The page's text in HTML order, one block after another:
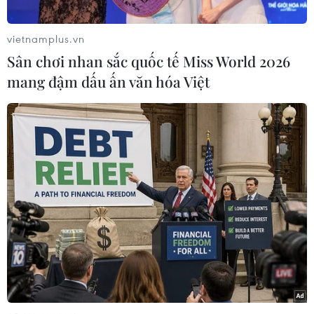
chỉ đạo xử lý đối với một số vụ án, vụ việc nổi
cộm, phức tạp, có khó khăn, vướng mắc.
Phát biểu kết luận cuộc họp, Tổng Bí thư, Chủ
tịch nước, Trưởng ban Chỉ đạo nhấn mạnh từ
sau Phiên họp thứ 15 của Ban Chỉ đạo đến nay,
các cơ quan tiến hành tố tụng Trung ương và
địa phương đã có nhiều nỗ lực, cố gắng, khẩn
trương, nghiêm túc thực hiện kết luận của Ban
Chỉ đạo và Thường trực Ban Chỉ đạo; quan tâm
phối hợp chặt chẽ, tích cực tháo gỡ khó khăn,
vướng mắc, đẩy nhanh tiến độ điều tra, truy tố,
xét xử các vụ án, xác minh các vụ việc thuộc
diện Ban Chỉ đạo theo dõi, chỉ đạo.
Nhiều vụ án được mở rộng điều tra, khởi tố
thêm nhiều bị can, làm rõ bản chất hành vi
vietnamplus.vn
Sân chơi nhan sắc quốc tế Miss World 2026
mang đậm dấu ấn văn hóa Việt